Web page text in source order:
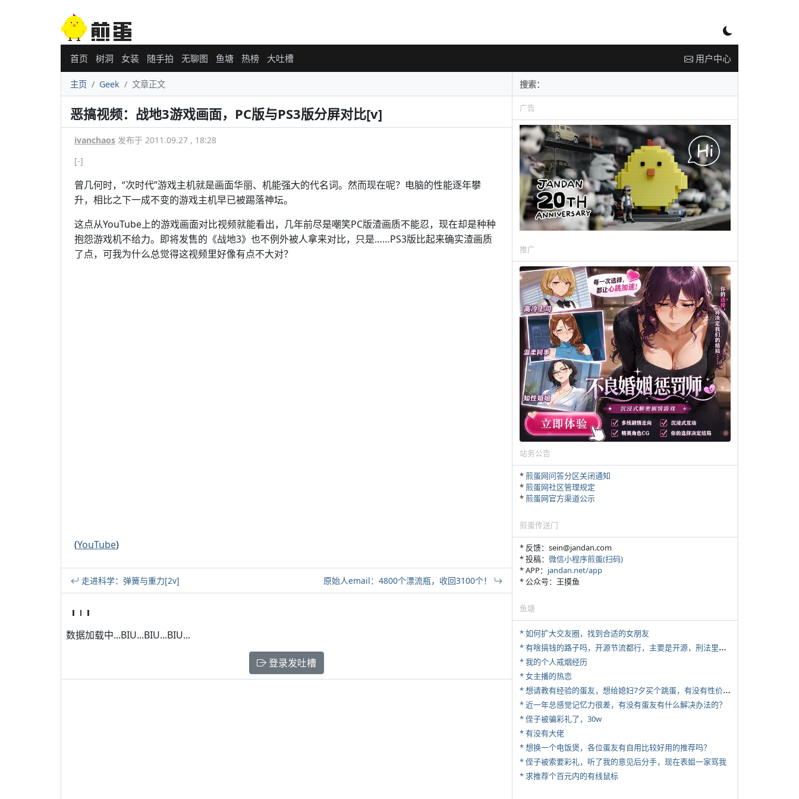
首页 树洞 女装 随手拍 无聊图 鱼塘 热榜 大吐槽 用户中心
主页 Geek 文章正文
恶搞视频：战地3游戏画面，PC版与PS3版分屏对比[v]
ivanchaos 发布于 2011.09.27 , 18:28
[-]
曾几何时，“次时代”游戏主机就是画面华丽、机能强大的代名词。然而现在呢？电脑的性能逐年攀
升，相比之下一成不变的游戏主机早已被踢落神坛。
这点从YouTube上的游戏画面对比视频就能看出，几年前尽是嘲笑PC版渣画质不能忍，现在却是种种
抱怨游戏机不给力。即将发售的《战地3》也不例外被人拿来对比，只是……PS3版比起来确实渣画质
了点，可我为什么总觉得这视频里好像有点不大对？
(YouTube)
走进科学：弹簧与重力[2v] 原始人email：4800个漂流瓶，收回3100个！
数据加载中...BIU...BIU...BIU...
登录发吐槽
广告
推广
站务公告
*煎蛋网问答分区关闭通知
*煎蛋网社区管理规定
*煎蛋网官方渠道公示
煎蛋传送门
* 反馈：sein@jandan.com
* 投稿： 微信小程序煎蛋(扫码)
* APP： jandan.net/app
* 公众号：王摸鱼
鱼塘
* 如何扩大交友圈，找到合适的女朋友
*
有啥搞钱的路子吗，开源节流都行，主要是开源，刑法里的咱不做
* 我的个人戒烟经历
* 女主播的热恋
*
想请教有经验的蛋友，想给媳妇7夕买个跳蛋，有没有性价比高的推荐
* 近一年总感觉记忆力很差，有没有蛋友有什么解决办法的？
* 侄子被骗彩礼了，30w
* 有没有大佬
* 想换一个电饭煲，各位蛋友有自用比较好用的推荐吗？
* 侄子被索要彩礼，听了我的意见后分手，现在表姐一家骂我
* 求推荐个百元内的有线鼠标